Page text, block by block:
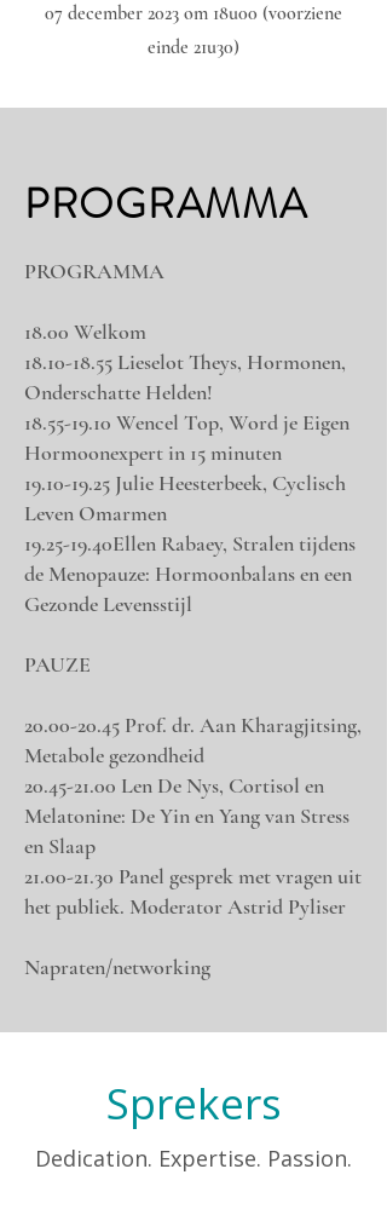
07 december 2023 om 18u00 (voorziene
einde 21u30)
PROGRAMMA
PROGRAMMA
18.00 Welkom
18.10-18.55 Lieselot Theys, Hormonen,
Onderschatte Helden!
18.55-19.10 Wencel Top, Word je Eigen
Hormoonexpert in 15 minuten
19.10-19.25 Julie Heesterbeek, Cyclisch
Leven Omarmen
19.25-19.40Ellen Rabaey, Stralen tijdens
de Menopauze: Hormoonbalans en een
Gezonde Levensstijl
PAUZE
20.00-20.45 Prof. dr. Aan Kharagjitsing,
Metabole gezondheid
20.45-21.00 Len De Nys, Cortisol en
Melatonine: De Yin en Yang van Stress
en Slaap
21.00-21.30 Panel gesprek met vragen uit
het publiek. Moderator Astrid Pyliser
Napraten/networking
Sprekers
Dedication. Expertise. Passion.